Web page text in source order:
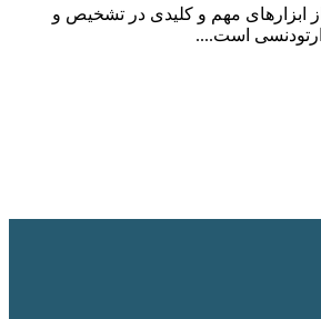
ابزارهای مهم و کلیدی در تشخیص و
است....